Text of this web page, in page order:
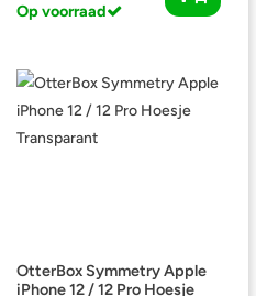
Op voorraad
OtterBox Symmetry Apple
iPhone 12 / 12 Pro Hoesje